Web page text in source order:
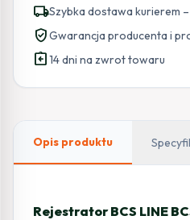
LINE
BCS-
L-
local_shippingSzybka dostawa kurierem
verified_userGwarancja producenta i
assignment_return14 dni na zwrot towaru
Opis produktu
Rejestrator BCS LINE